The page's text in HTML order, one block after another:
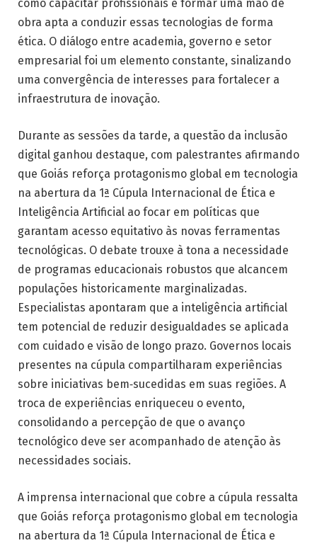
como capacitar profissionais e formar uma mão de
obra apta a conduzir essas tecnologias de forma
ética. O diálogo entre academia, governo e setor
empresarial foi um elemento constante, sinalizando
uma convergência de interesses para fortalecer a
infraestrutura de inovação.
Durante as sessões da tarde, a questão da inclusão
digital ganhou destaque, com palestrantes afirmando
que Goiás reforça protagonismo global em tecnologia
na abertura da 1ª Cúpula Internacional de Ética e
Inteligência Artificial ao focar em políticas que
garantam acesso equitativo às novas ferramentas
tecnológicas. O debate trouxe à tona a necessidade
de programas educacionais robustos que alcancem
populações historicamente marginalizadas.
Especialistas apontaram que a inteligência artificial
tem potencial de reduzir desigualdades se aplicada
com cuidado e visão de longo prazo. Governos locais
presentes na cúpula compartilharam experiências
sobre iniciativas bem‑sucedidas em suas regiões. A
troca de experiências enriqueceu o evento,
consolidando a percepção de que o avanço
tecnológico deve ser acompanhado de atenção às
necessidades sociais.
A imprensa internacional que cobre a cúpula ressalta
que Goiás reforça protagonismo global em tecnologia
na abertura da 1ª Cúpula Internacional de Ética e